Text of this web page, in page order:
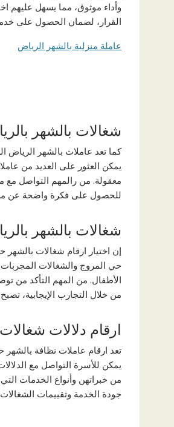
وأداء موثوق، مما يسهل عليهم
القرار، لضمان الحصول على
عاملة منزلية بالشهر الرياض
شغالات بالشهر
كما تعد عاملات بالشهر الرياض
يمكن العثور على العديد من
معقولة. من رالمهم التواصل مع
للحصول على فكرة واضحة عن
شغالات بالشهر
إن اختيار ارقام شغالات
حي المروج والشغالات
الأطفال. من المهم التأكد من
من خلال التجارب الإيجابية،
ارقام دلالات
تعد ارقام عاملات نظافة
يمكن للأسرة التواصل مع
من خبراتهن وأنواع الخدمات
جودة الخدمة وتقييمات